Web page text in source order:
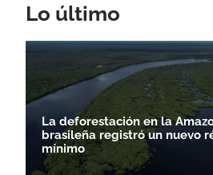
Lo último
La deforestación en la
brasileña registró un nuevo
mínimo